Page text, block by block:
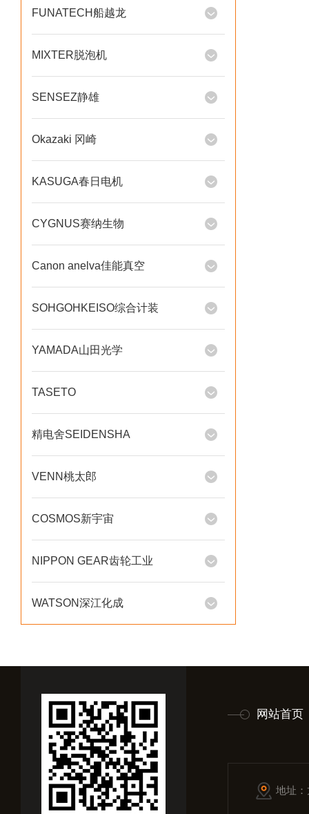
FUNATECH船越龙
MIXTER脱泡机
SENSEZ静雄
Okazaki 冈崎
KASUGA春日电机
CYGNUS赛纳生物
Canon anelva佳能真空
SOHGOHKEISO综合计装
YAMADA山田光学
TASETO
精电舍SEIDENSHA
VENN桃太郎
COSMOS新宇宙
NIPPON GEAR齿轮工业
WATSON深江化成
网站首页
地址